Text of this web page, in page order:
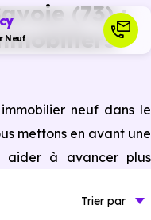
Neuf
(73) :
neuf dans le
mettons en avant une
aider à avancer plus
neufs) , à
Trier par